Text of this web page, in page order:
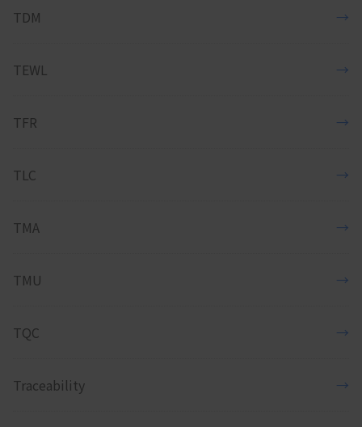
TDM →
TEWL →
TFR →
TLC →
TMA →
TMU →
TQC →
Traceability →